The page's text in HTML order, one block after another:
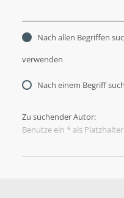
Nach allen Begriffen
verwenden
Nach einem Begriff
Zu suchender Autor:
Benutze ein * als